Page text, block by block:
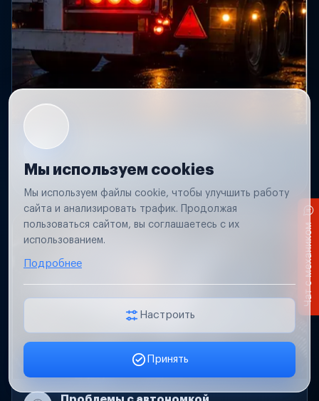
Не работает свет прицепа
Проверим проводку и разъемы, восстановим
освещение прицепа.
Мы используем cookies
Мы используем файлы cookie, чтобы улучшить работу
сайта и анализировать трафик. Продолжая
пользоваться сайтом, вы соглашаетесь с их
использованием.
Подробнее
Настроить
Принять
Заявка онлайн
Чат с механиком